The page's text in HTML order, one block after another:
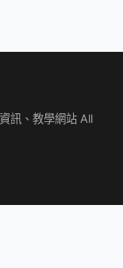
訊、教學網站 All